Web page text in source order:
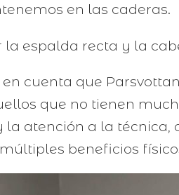
en las caderas.
la espalda recta y la
cuenta que
que no tienen
atención a la
beneficios